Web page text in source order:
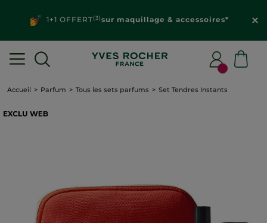
1+1 OFFERT(3)sur maquillage & accessoires*
Accueil Parfum Tous les sets parfums Set Tendres Instants